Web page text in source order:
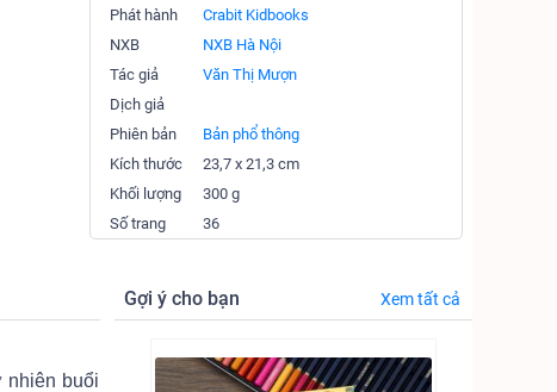
Phát hành
Crabit Kidbooks
NXB
NXB Hà Nội
Tác giả
Văn Thị Mượn
Dịch giả
Phiên bản
Bản phổ thông
Kích thước
23,7 x 21,3 cm
Khối lượng
300 g
Số trang
36
nhiên buổi
Gợi ý cho bạn Xem tất cả